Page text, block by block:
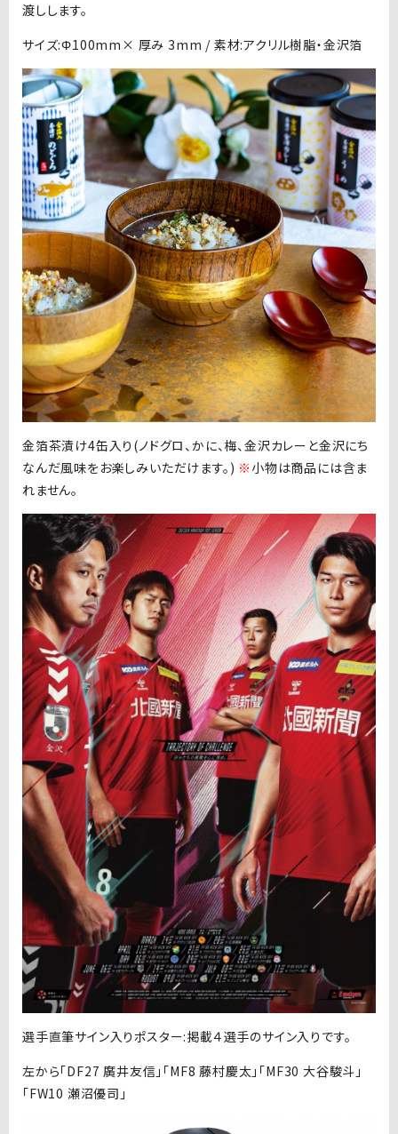
渡しします。
サイズ:Φ100mm× 厚み 3mm / 素材:アクリル樹脂・金沢箔
金箔茶漬け4缶入り(ノドグロ、かに、梅、金沢カレーと金沢にち
なんだ風味をお楽しみいただけます。) ※ 小物は商品には含ま
れません。
選手直筆サイン入りポスター:掲載４選手のサイン入りです。
左から「DF27 廣井友信」「MF8 藤村慶太」「MF30 大谷駿斗」
「FW10 瀬沼優司」